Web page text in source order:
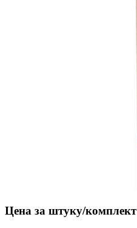
Цена за штуку/комплект